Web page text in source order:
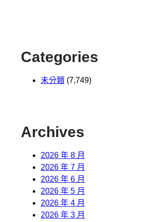
Categories
未分類 (7,749)
Archives
2026 年 8 月
2026 年 7 月
2026 年 6 月
2026 年 5 月
2026 年 4 月
2026 年 3 月